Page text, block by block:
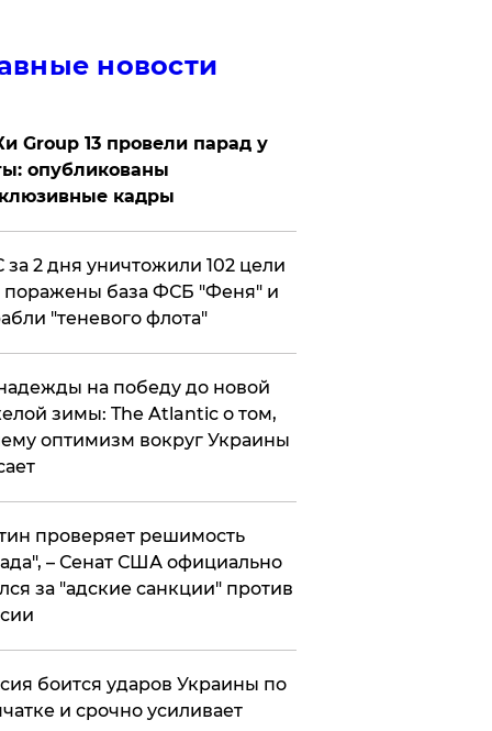
новости
Group 13 провели парад у
опубликованы
кадры
за 2 дня уничтожили 102 цели
база ФСБ "Феня" и
"теневого флота"
на победу до новой
зимы: The Atlantic о том,
оптимизм вокруг Украины
проверяет решимость
– Сенат США официально
за "адские санкции" против
боится ударов Украины по
и срочно усиливает